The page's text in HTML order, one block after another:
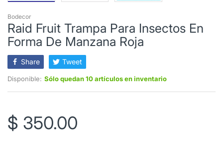
Bodecor
Raid Fruit Trampa Para Insectos En
Forma De Manzana Roja
Share Tweet
Disponible: Sólo quedan 10 artículos en inventario
$ 350.00